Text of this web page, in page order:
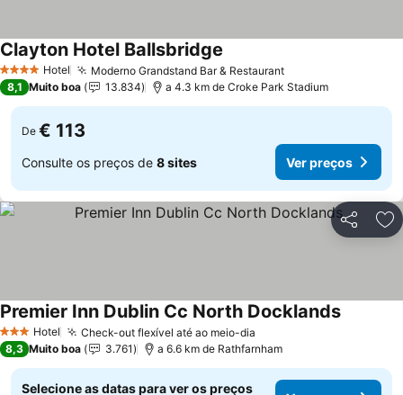
4 EstrelasHotel Moderno Grandstand Bar & RestaurantVer preços
Clayton Hotel Ballsbridge
8,1 Muito boa 13.834 a 4.3 km de Croke Park Stadium
De € 113
Consulte os preços de 8 sites Ver preços
Partilhar
3 EstrelasHotel Check-out flexível até ao meio-dia
Premier Inn Dublin Cc North DocklandsVer
8,3 Muito boa 3.761 a 6.6 km de Rathfarnham
Selecione as datas para ver os preços